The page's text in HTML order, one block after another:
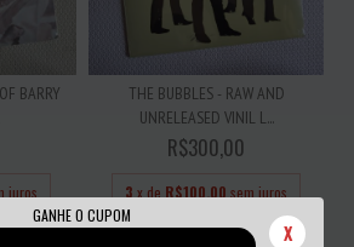
GANHE O CUPOM
X
BARRY
juros
THE BUBBLES - RAW AND
UNRELEASED VINIL L...
R$300,00
3 x de R$100,00 sem juros